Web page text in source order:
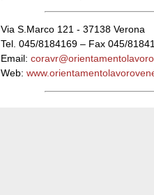
Via S.Marco 121 - 37138 Verona
Tel. 045/8184169 – Fax 045/
Email:
Web: